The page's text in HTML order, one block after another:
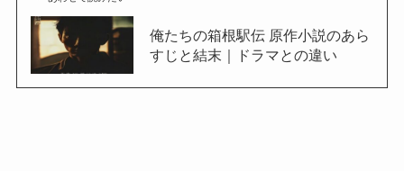
俺たちの箱根駅伝 原作小説のあら
すじと結末｜ドラマとの違い